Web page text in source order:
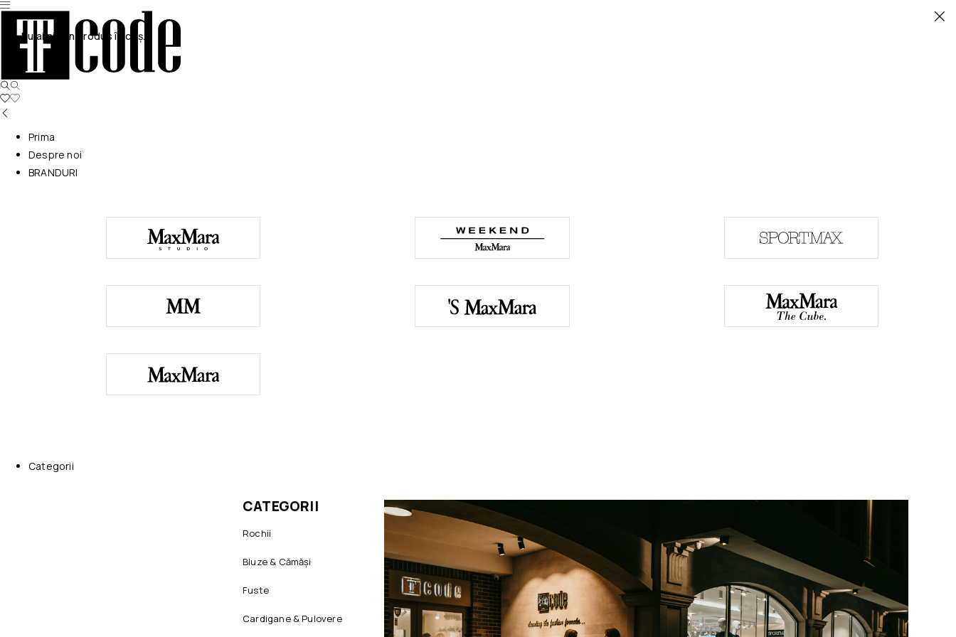
Nu ai niciun produs în coș.
Prima
Despre noi
BRANDURI
Categorii
CATEGORII
Rochii
Bluze & Cămăși
Fuste
Cardigane & Pulovere